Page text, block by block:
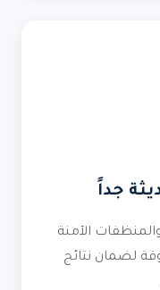
جداً
الآمنة
لضمان نتائج